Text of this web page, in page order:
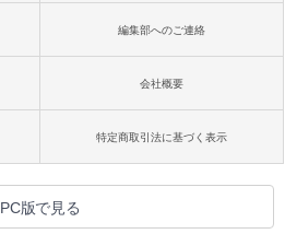
編集部へのご連絡
会社概要
特定商取引法に基づく表示
PC版で見る